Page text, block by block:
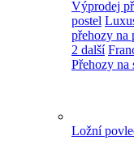
Výprodej
postel
přehozy na
2 další
Přehozy na
Ložní